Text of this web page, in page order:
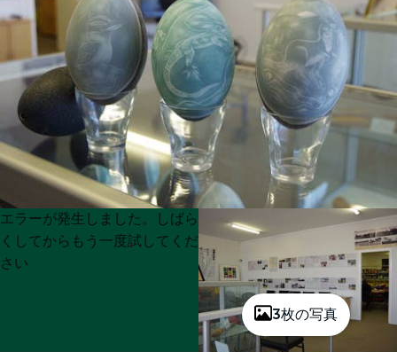
3枚の写真
Product
List
Product
List
エラーが発生しました。しばら
くしてからもう一度試してくだ
さい